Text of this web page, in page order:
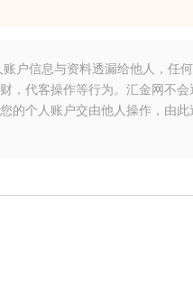
户信息与资料透漏给他人，任
，代客操作等行为。汇金网不
的个人账户交由他人操作，由